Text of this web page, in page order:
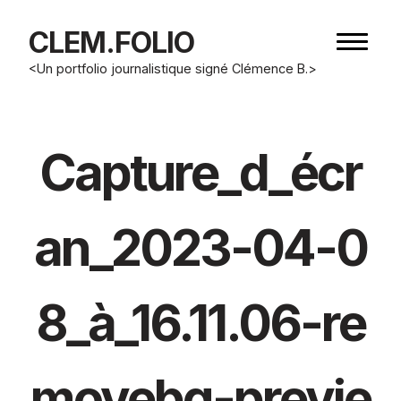
CLEM.FOLIO
<Un portfolio journalistique signé Clémence B.>
Bouton
Capture_d_écr
an_2023-04-0
8_à_16.11.06-re